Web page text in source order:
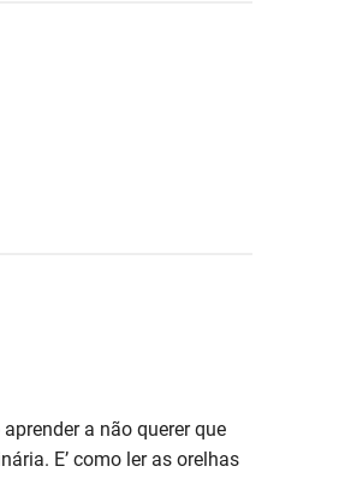
a não querer que
E’ como ler as orelhas